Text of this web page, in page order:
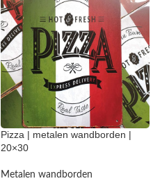
Pizza | metalen wandborden |
20×30
Metalen wandborden